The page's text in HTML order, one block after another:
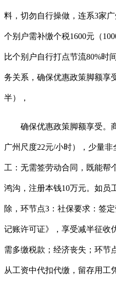
料，切勿自行操做，连系3家
个别户需补缴个税1600元（
比个别户自行打点节流80%时
务关系，确保优惠政策脚额享
半），
确保优惠政策脚额享受。商
广州尺度22元/小时），少量
工：无需签劳动合同，既能帮
鸿沟，注册本钱10万元。如员
除，环节点3：社保要求：签
记账许可证》，享受减半征收
需多缴税款；经济丧失；环节
从工资中代扣代缴，留存用工